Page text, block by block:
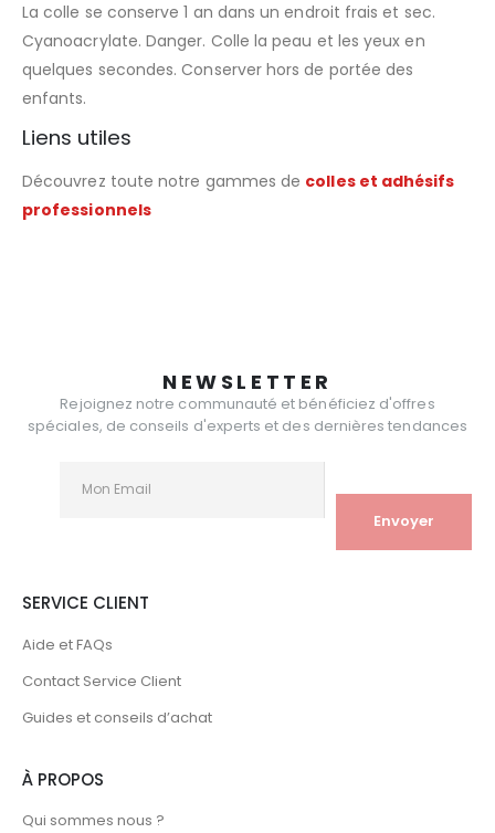
La colle se conserve 1 an dans un endroit frais et sec.
Cyanoacrylate. Danger. Colle la peau et les yeux en
quelques secondes. Conserver hors de portée des
enfants.
Liens utiles
Découvrez toute notre gammes de colles et adhésifs
professionnels
NEWSLETTER
Rejoignez notre communauté et bénéficiez d'offres
spéciales, de conseils d'experts et des dernières tendances
SERVICE CLIENT
Aide et FAQs
Contact Service Client
Guides et conseils d’achat
À PROPOS
Qui sommes nous ?